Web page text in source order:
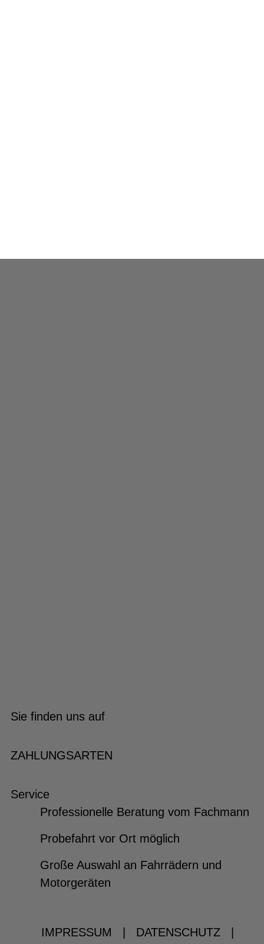
Sie finden uns auf
ZAHLUNGSARTEN
Service
Professionelle Beratung vom Fachmann
Probefahrt vor Ort möglich
Große Auswahl an Fahrrädern und
Motorgeräten
IMPRESSUM DATENSCHUTZ